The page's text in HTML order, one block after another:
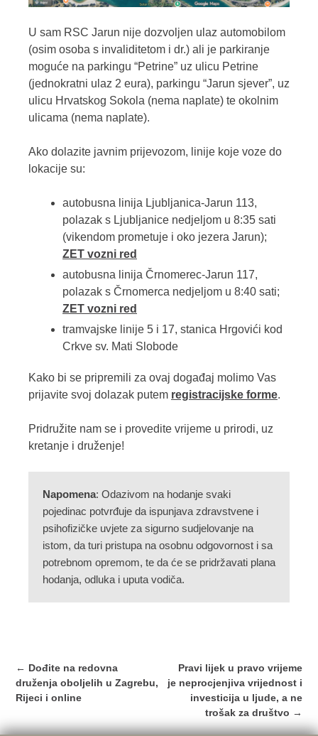
U sam RSC Jarun nije dozvoljen ulaz automobilom
(osim osoba s invaliditetom i dr.) ali je parkiranje
moguće na parkingu “Petrine” uz ulicu Petrine
(jednokratni ulaz 2 eura), parkingu “Jarun sjever”, uz
ulicu Hrvatskog Sokola (nema naplate) te okolnim
ulicama (nema naplate).
Ako dolazite javnim prijevozom, linije koje voze do
lokacije su:
autobusna linija Ljubljanica-Jarun 113,
polazak s Ljubljanice nedjeljom u 8:35 sati
(vikendom prometuje i oko jezera Jarun);
ZET vozni red
autobusna linija Črnomerec-Jarun 117,
polazak s Črnomerca nedjeljom u 8:40 sati;
ZET vozni red
tramvajske linije 5 i 17, stanica Hrgovići kod
Crkve sv. Mati Slobode
Kako bi se pripremili za ovaj događaj molimo Vas
prijavite svoj dolazak putem registracijske forme.
Pridružite nam se i provedite vrijeme u prirodi, uz
kretanje i druženje!
Napomena: Odazivom na hodanje svaki
pojedinac potvrđuje da ispunjava zdravstvene i
psihofizičke uvjete za sigurno sudjelovanje na
istom, da turi pristupa na osobnu odgovornost i sa
potrebnom opremom, te da će se pridržavati plana
hodanja, odluka i uputa vodiča.
Post
navigation
← Dođite na redovna
druženja oboljelih u Zagrebu,
Rijeci i online
Pravi lijek u pravo vrijeme
je neprocjenjiva vrijednost i
investicija u ljude, a ne
trošak za društvo →